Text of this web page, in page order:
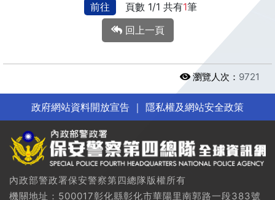
前往
頁數 1/1 共有1筆
回上一頁
瀏覽人次： 9721
政府網站資料開放宣告 ｜ 隱私權及網站安全政策
內政部警政署保安警察第四總隊版權所有
機關地址：500017彰化縣彰化市華陽里南郭路一段383號